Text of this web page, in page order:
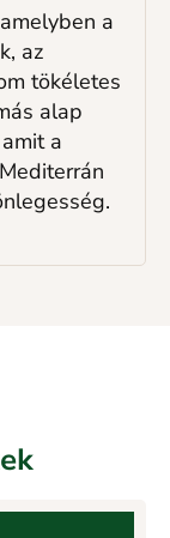
a
az
tökéletes
alap
a